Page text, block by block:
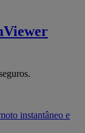
instantâneo e